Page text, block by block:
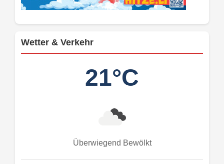
Wetter & Verkehr
21°C
Überwiegend Bewölkt